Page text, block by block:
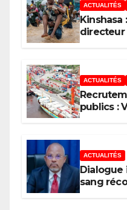
ACTUALITÉS
Kinshasa
directeur
ACTUALITÉS
publics :
ACTUALITÉS
Dialogue
sang